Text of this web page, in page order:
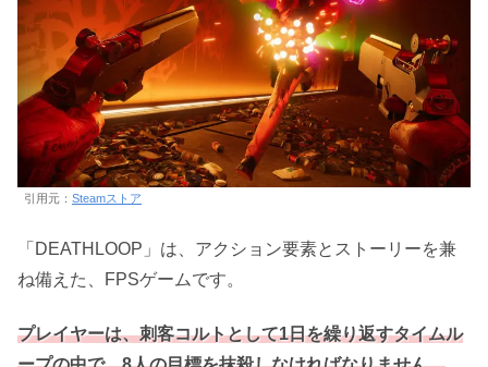
引用元： Steamストア
「DEATHLOOP」は、アクション要素とストーリーを兼
ね備えた、FPSゲームです。
プレイヤーは、刺客コルトとして1日を繰り返すタイムル